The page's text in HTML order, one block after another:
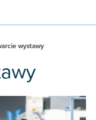
wystawy